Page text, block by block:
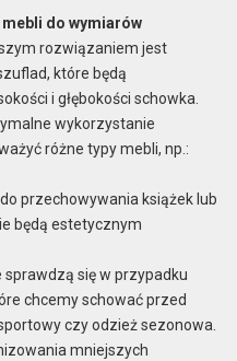
do wymiarów
rozwiązaniem jest
które będą
i głębokości schowka.
wykorzystanie
różne typy mebli, np.:
przechowywania książek lub
będą estetycznym
się w przypadku
chcemy schować przed
czy odzież sezonowa.
mniejszych